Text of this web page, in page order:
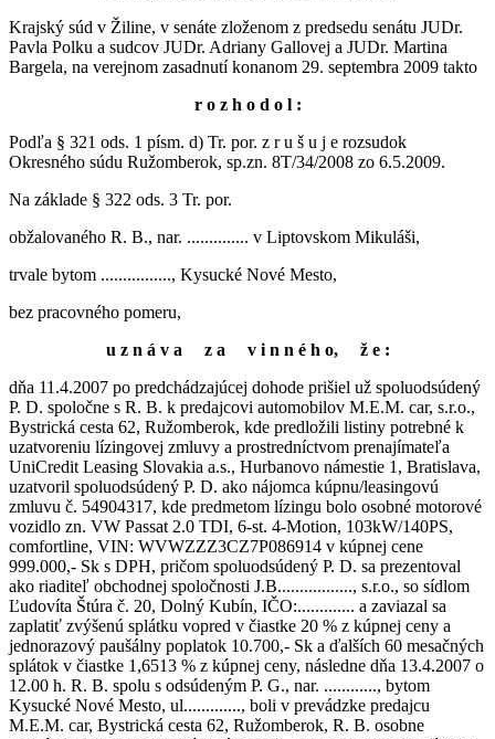
Krajský súd v Žiline, v senáte zloženom z predsedu senátu JUDr.
Pavla Polku a sudcov JUDr. Adriany Gallovej a JUDr. Martina
Bargela, na verejnom zasadnutí konanom 29. septembra 2009 takto
r o z h o d o l :
Podľa § 321 ods. 1 písm. d) Tr. por. z r u š u j e rozsudok
Okresného súdu Ružomberok, sp.zn. 8T/34/2008 zo 6.5.2009.
Na základe § 322 ods. 3 Tr. por.
obžalovaného R. B., nar. .............. v Liptovskom Mikuláši,
trvale bytom ................, Kysucké Nové Mesto,
bez pracovného pomeru,
u z n á v a z a v i n n é h o, ž e :
dňa 11.4.2007 po predchádzajúcej dohode prišiel už spoluodsúdený
P. D. spoločne s R. B. k predajcovi automobilov M.E.M. car, s.r.o.,
Bystrická cesta 62, Ružomberok, kde predložili listiny potrebné k
uzatvoreniu lízingovej zmluvy a prostredníctvom prenajímateľa
UniCredit Leasing Slovakia a.s., Hurbanovo námestie 1, Bratislava,
uzatvoril spoluodsúdený P. D. ako nájomca kúpnu/leasingovú
zmluvu č. 54904317, kde predmetom lízingu bolo osobné motorové
vozidlo zn. VW Passat 2.0 TDI, 6-st. 4-Motion, 103kW/140PS,
comfortline, VIN: WVWZZZ3CZ7P086914 v kúpnej cene
999.000,- Sk s DPH, pričom spoluodsúdený P. D. sa prezentoval
ako riaditeľ obchodnej spoločnosti J.B................., s.r.o., so sídlom
Ľudovíta Štúra č. 20, Dolný Kubín, IČO:............. a zaviazal sa
zaplatiť zvýšenú splátku vopred v čiastke 20 % z kúpnej ceny a
jednorazový paušálny poplatok 10.700,- Sk a ďalších 60 mesačných
splátok v čiastke 1,6513 % z kúpnej ceny, následne dňa 13.4.2007 o
12.00 h. R. B. spolu s odsúdeným P. G., nar. ............, bytom
Kysucké Nové Mesto, ul............., boli v prevádzke predajcu
M.E.M. car, Bystrická cesta 62, Ružomberok, R. B. osobne